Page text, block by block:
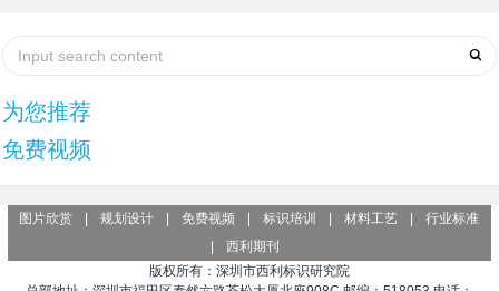
为您推荐
免费视频
图片欣赏 规划设计 免费视频 标识培训 材料工艺
行业标准
西利期刊
版权所有：深圳市西利标识研究院